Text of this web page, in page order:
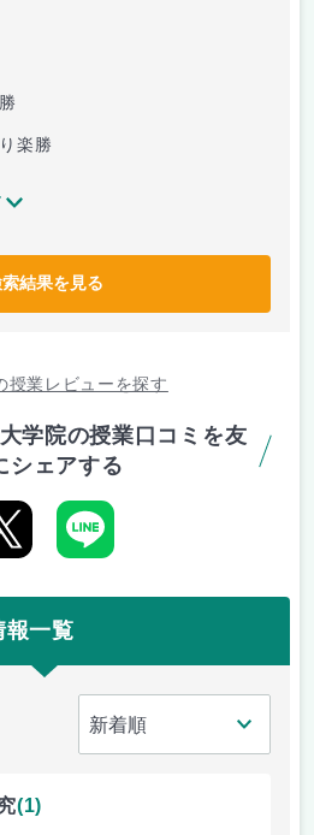
楽勝
結果を見る
授業レビューを探す
学院の授業口コミを友
シェアする
報一覧
(1)